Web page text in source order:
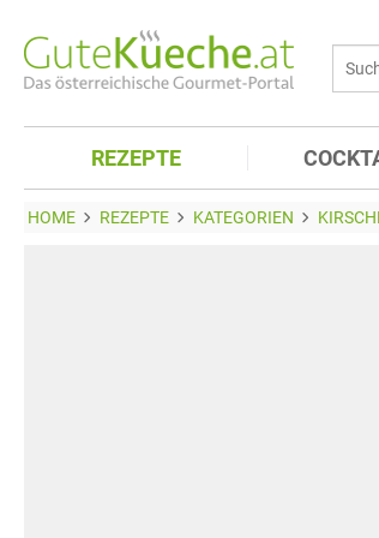
REZEPTE
HOME REZEPTE KATEGORIEN